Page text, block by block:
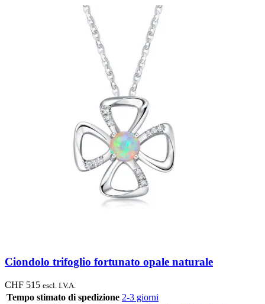
Ciondolo trifoglio fortunato opale naturale
CHF 515 escl. I.V.A.
Tempo stimato di spedizione 2-3 giorni